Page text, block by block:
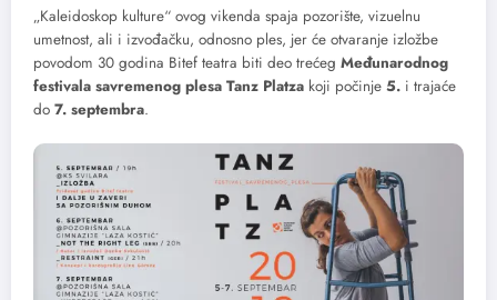
„Kaleidoskop kulture“ ovog vikenda spaja pozorište, vizuelnu
umetnost, ali i izvođačku, odnosno ples, jer će otvaranje izložbe
povodom 30 godina Bitef teatra biti deo trećeg Međunarodnog
festivala savremenog plesa Tanz Platza koji počinje 5. i trajaće
do 7. septembra.